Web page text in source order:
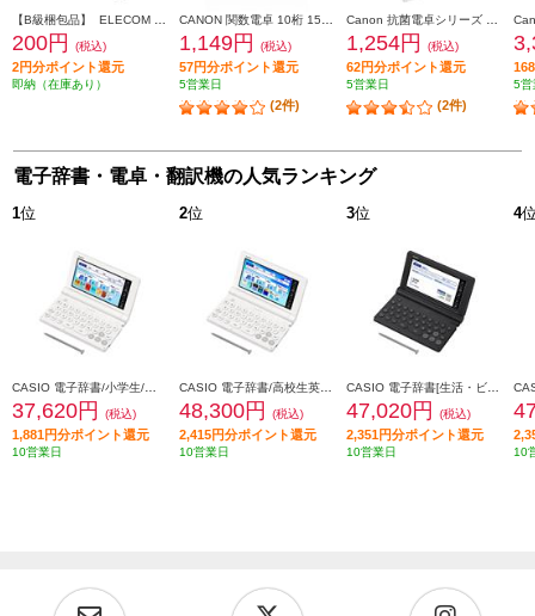
200円 (税込)
2円分ポイント還元
即納（在庫あり）
1,149円 (税込)
57円分ポイント還元
5営業日
(2件)
1,254円 (税込)
62円分ポイント還元
5営業日
(2件)
5営
電子辞書・電卓・翻訳機の人気ランキング
1位
37,620円 (税込)
1,881円分ポイント還元
10営業日
2位
48,300円 (税込)
2,415円分ポイント還元
10営業日
3位
47,020円 (税込)
2,351円分ポイント還元
10営業日
4
10